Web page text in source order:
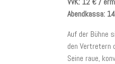
Abendkassa:
Auf der Bühne
den Vertretern
Seine raue,